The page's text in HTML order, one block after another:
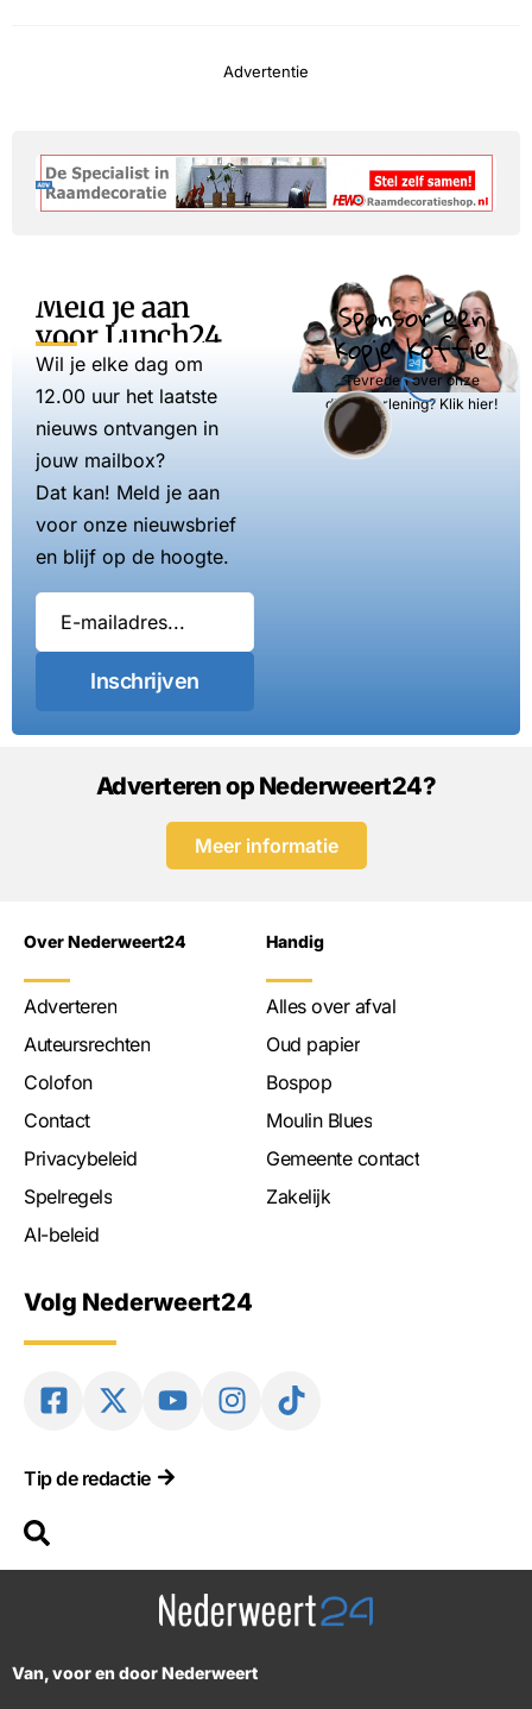
Advertentie
Meld je aan
voor Lunch24
Wil je elke dag om
12.00 uur het laatste
nieuws ontvangen in
jouw mailbox?
Dat kan! Meld je aan
voor onze nieuwsbrief
en blijf op de hoogte.
Inschrijven
Sponsor een
kopje koffie
Tevreden over onze
dienstverlening? Klik hier!
Adverteren op Nederweert24?
Meer informatie
Over Nederweert24
Adverteren
Auteursrechten
Colofon
Contact
Privacybeleid
Spelregels
AI-beleid
Handig
Alles over afval
Oud papier
Bospop
Moulin Blues
Gemeente contact
Zakelijk
Volg Nederweert24
Tip de redactie
Van, voor en door Nederweert